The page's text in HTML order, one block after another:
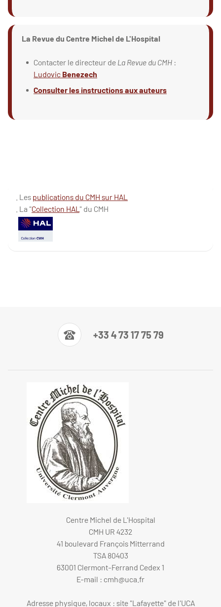
La Revue du Centre Michel de L'Hospital
Contacter le directeur de La Revue du CMH :
Ludovic Benezech
Consulter les instructions aux auteurs
. Les publications du CMH sur HAL
. La "Collection HAL " du CMH
+33 4 73 17 75 79
Centre Michel de L'Hospital
CMH UR 4232
41 boulevard François Mitterrand
TSA 80403
63001 Clermont-Ferrand Cedex 1
E-mail : cmh@uca.fr
Adresse physique, locaux : site "Lafayette" de l'UCA